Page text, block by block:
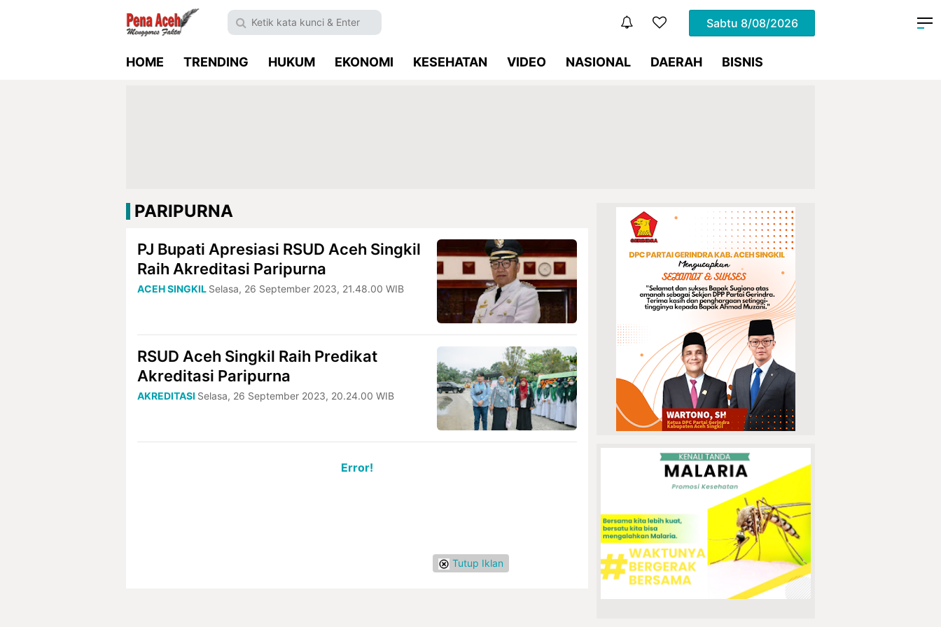
Sabtu 8/08/2026
HOME TRENDING HUKUM EKONOMI KESEHATAN VIDEO NASIONAL DAERAH BISNIS
PARIPURNA
PJ Bupati Apresiasi RSUD Aceh Singkil
Raih Akreditasi Paripurna
ACEH SINGKIL Selasa, 26 September 2023, 21.48.00 WIB
RSUD Aceh Singkil Raih Predikat
Akreditasi Paripurna
AKREDITASI Selasa, 26 September 2023, 20.24.00 WIB
Error!
Tutup Iklan